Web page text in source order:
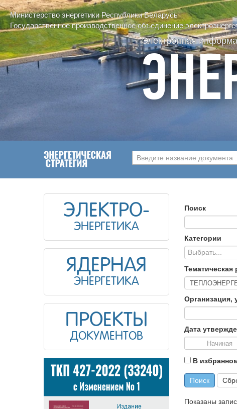
Министерство энергетики Республики Беларусь
Государственное производственное объединение
Электронная
Введите название документа
ЭЛЕКТРО-
ЭНЕРГЕТИКА
ЯДЕРНАЯ
ЭНЕРГЕТИКА
ПРОЕКТЫ
ДОКУМЕНТОВ
Поиск
Категории
Выбрать...
Тематическая
Организация,
Дата
В
Поиск
Показаны